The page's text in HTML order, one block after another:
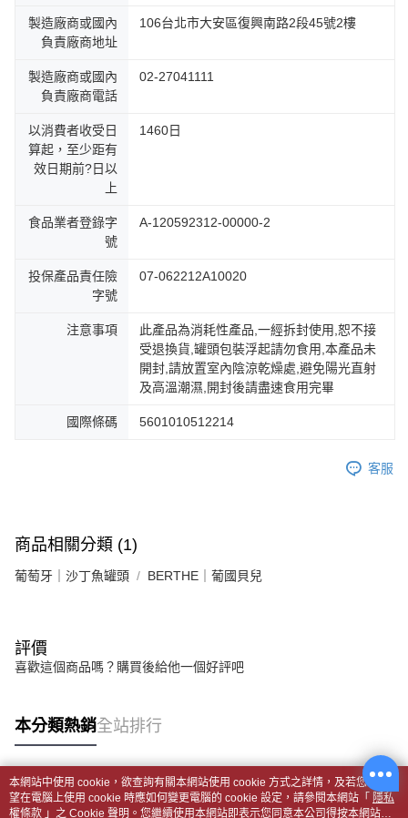
製造廠商或國內
負責廠商地址
106台北市大安區復興南路2段45號2樓
製造廠商或國內
負責廠商電話
02-27041111
以消費者收受日
算起，至少距有
效日期前?日以
上
1460日
食品業者登錄字
號
A-120592312-00000-2
投保產品責任險
字號
07-062212A10020
注意事項
此產品為消耗性產品,一經拆封使用,恕不接
受退換貨,罐頭包裝浮起請勿食用,本產品未
開封,請放置室內陰涼乾燥處,避免陽光直射
及高溫潮濕,開封後請盡速食用完畢
國際條碼 5601010512214
客服
商品相關分類 (1)
葡萄牙｜沙丁魚罐頭 BERTHE｜葡國貝兒
評價
喜歡這個商品嗎？購買後給他一個好評吧
本分類熱銷全站排行
熱門標籤
本網站中使用 cookie，欲查詢有關本網站使用 cookie 方式之詳情，及若您不希
望在電腦上使用 cookie 時應如何變更電腦的 cookie 設定，請參閱本網站「 隱私
權條款 」之 Cookie 聲明。您繼續使用本網站即表示您同意本公司得按本網站使